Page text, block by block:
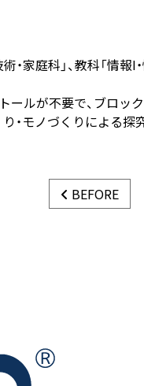
家庭科」、教科「情
ルが不要で、ブロ
・モノづくりによる探
BEFORE